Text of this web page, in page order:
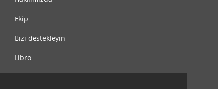
Ekip
Bizi destekleyin
Libro